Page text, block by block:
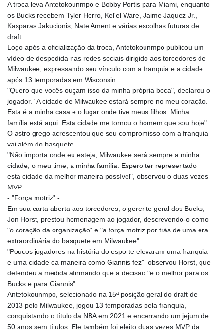
A troca leva Antetokounmpo e Bobby Portis para Miami, enquanto
os Bucks recebem Tyler Herro, Kel'el Ware, Jaime Jaquez Jr.,
Kasparas Jakucionis, Nate Ament e várias escolhas futuras de
draft.
Logo após a oficialização da troca, Antetokounmpo publicou um
vídeo de despedida nas redes sociais dirigido aos torcedores de
Milwaukee, expressando seu vínculo com a franquia e a cidade
após 13 temporadas em Wisconsin.
"Quero que vocês ouçam isso da minha própria boca", declarou o
jogador. "A cidade de Milwaukee estará sempre no meu coração.
Esta é a minha casa e o lugar onde tive meus filhos. Minha
família está aqui. Esta cidade me tornou o homem que sou hoje".
O astro grego acrescentou que seu compromisso com a franquia
vai além do basquete.
"Não importa onde eu esteja, Milwaukee será sempre a minha
cidade, o meu time, a minha família. Espero ter representado
esta cidade da melhor maneira possível", observou o duas vezes
MVP.
- "Força motriz" -
Em sua carta aberta aos torcedores, o gerente geral dos Bucks,
Jon Horst, prestou homenagem ao jogador, descrevendo-o como
"o coração da organização" e "a força motriz por trás de uma era
extraordinária do basquete em Milwaukee".
"Poucos jogadores na história do esporte elevaram uma franquia
e uma cidade da maneira como Giannis fez", observou Horst, que
defendeu a medida afirmando que a decisão "é o melhor para os
Bucks e para Giannis".
Antetokounmpo, selecionado na 15ª posição geral do draft de
2013 pelo Milwaukee, jogou 13 temporadas pela franquia,
conquistando o título da NBA em 2021 e encerrando um jejum de
50 anos sem títulos. Ele também foi eleito duas vezes MVP da